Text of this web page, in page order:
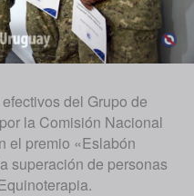
del Grupo de
la Comisión Nacional
el premio «Eslabón
superación de personas